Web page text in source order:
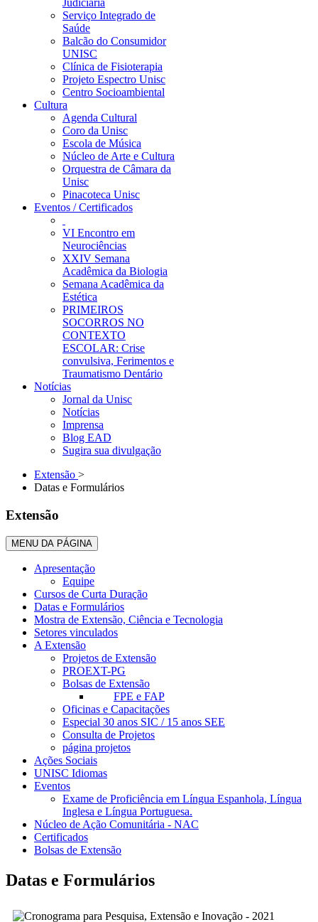
Judiciária
Serviço Integrado de
Saúde
Balcão do Consumidor
UNISC
Clínica de Fisioterapia
Projeto Espectro Unisc
Centro Socioambiental
Cultura
Agenda Cultural
Coro da Unisc
Escola de Música
Núcleo de Arte e Cultura
Orquestra de Câmara da
Unisc
Pinacoteca Unisc
Eventos / Certificados
VI Encontro em
Neurociências
XXIV Semana
Acadêmica da Biologia
Semana Acadêmica da
Estética
PRIMEIROS
SOCORROS NO
CONTEXTO
ESCOLAR: Crise
convulsiva, Ferimentos e
Traumatismo Dentário
Notícias
Jornal da Unisc
Notícias
Imprensa
Blog EAD
Sugira sua divulgação
Extensão >
Datas e Formulários
Extensão
MENU DA PÁGINA
Apresentação
Equipe
Cursos de Curta Duração
Datas e Formulários
Mostra de Extensão, Ciência e Tecnologia
Setores vinculados
A Extensão
Projetos de Extensão
PROEXT-PG
Bolsas de Extensão
FPE e FAP
Oficinas e Capacitações
Especial 30 anos SIC / 15 anos SEE
Consulta de Projetos
página projetos
Ações Sociais
UNISC Idiomas
Eventos
Exame de Proficiência em Língua Espanhola, Língua
Inglesa e Língua Portuguesa.
Núcleo de Ação Comunitária - NAC
Certificados
Bolsas de Extensão
Datas e Formulários